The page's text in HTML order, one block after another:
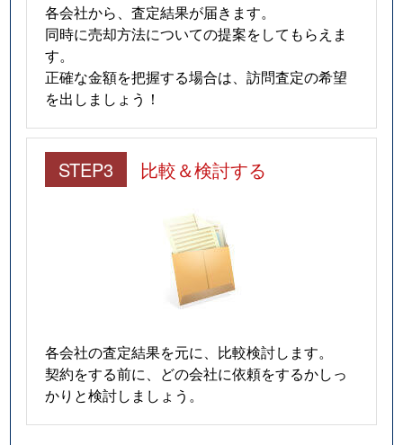
各会社から、査定結果が届きます。
同時に売却方法についての提案をしてもらえま
す。
正確な金額を把握する場合は、訪問査定の希望
を出しましょう！
STEP3 比較＆検討する
各会社の査定結果を元に、比較検討します。
契約をする前に、どの会社に依頼をするかしっ
かりと検討しましょう。